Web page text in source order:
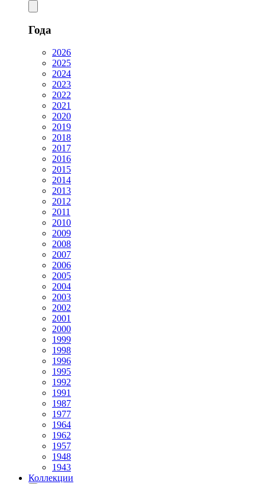
Года
2026
2025
2024
2023
2022
2021
2020
2019
2018
2017
2016
2015
2014
2013
2012
2011
2010
2009
2008
2007
2006
2005
2004
2003
2002
2001
2000
1999
1998
1996
1995
1992
1991
1987
1977
1964
1962
1957
1948
1943
Коллекции